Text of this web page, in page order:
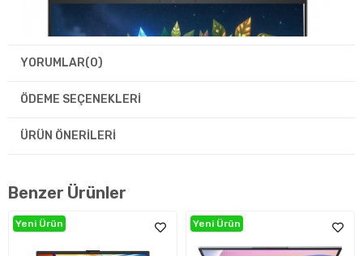
YORUMLAR(0)
ÖDEME SEÇENEKLERI
ÜRÜN ÖNERILERI
Benzer Ürünler
Yeni Ürün Yeni Ürün